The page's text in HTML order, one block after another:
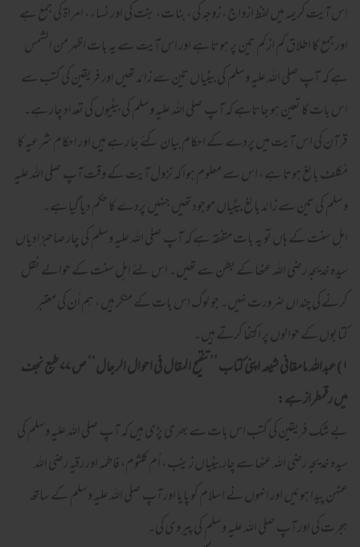
اِس آیت کریمہ میں لفظ ازواج ، زوجہ کی ، بنات، بنت کی اور نساء ، امراۃ کی جمع ہے
اور جمع کا اطلاق کم از کم تین پر ہوتا ہے اور اس آیت سے یہ بات اظہر من الشمس
ہے کہ آپ صلی اللہ علیہ وسلم کی بیٹیاں تین سے زائد تھیں اور فریقین کی کتب سے
اس بات کا تعین ہو جاتاہے کہ آپ صلی اللہ علیہ وسلم کی بیٹیوں کی تعداد چار ہے۔
قرآن کی اس آیت میں پردے کے احکام بیان کئے جا رہے ہیں اور احکام شرعیہ کا
مُکلف بالغ ہوتا ہے ، اس سے معلوم ہوا کہ نزول آیت کے وقت آپ صلی اللہ علیہ
وسلم کی تین سے زائد بالغ بیٹیاں موجود تھیں جنہیں پردے کا حکم دیا گیا ہے۔
اہل سنت کے ہاں تو یہ بات متفقہ ہے کہ آپ صلی اللہ علیہ وسلم کی چار صاحبزادیاں
سیدہ خدیجہ رضی اللہ عنھا کے بطن سے تھیں۔ اس لئے اہل سنت کے حوالے نقل
کرنے کی چنداں ضرورت نہیں۔ جو لوگ اس بات کے منکر ہیں ، ہم اُن کی معتبر
کتابوں کے حوالوں پر اکتفا کرتے ہیں۔
۱) عبداللہ مامقانی شیعہ اپنی کتاب ’’تنقیح المقال فی احوال الرجال‘‘ ص۷۷طبع نجف
میں رقمطراز ہے:
بے شک فریقین کی کتب اس بات سے بھری پڑی ہیں کہ آپ صلی اللہ علیہ وسلم کی
سیدہ خدیجہ رضی اللہ عنھا سے چار بیٹیاں زینب ، اُم کلثوم، فاطمہ اور رقیہ رضی اللہ
عنہُن پیدا ہوئیں اور انہوں نے اسلام کو پایا اور آپ صلی اللہ علیہ وسلم کے ساتھ
ہجرت کی اور آپ صلی اللہ علیہ وسلم کی پیروی کی۔